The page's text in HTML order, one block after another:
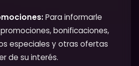
Para informarle
bonificaciones,
especiales y otras ofertas
de su interés.